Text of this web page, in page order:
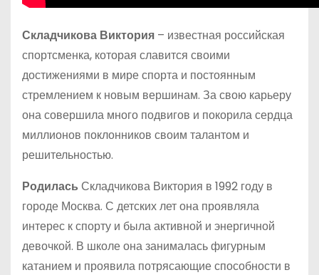
Складчикова Виктория – известная российская
спортсменка, которая славится своими
достижениями в мире спорта и постоянным
стремлением к новым вершинам. За свою карьеру
она совершила много подвигов и покорила сердца
миллионов поклонников своим талантом и
решительностью.
Родилась Складчикова Виктория в 1992 году в
городе Москва. С детских лет она проявляла
интерес к спорту и была активной и энергичной
девочкой. В школе она занималась фигурным
катанием и проявила потрясающие способности в